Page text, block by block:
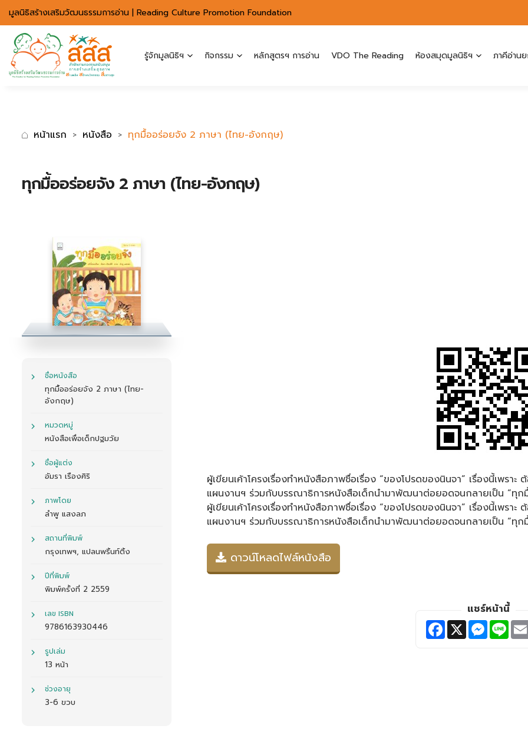
มาตรฐานการเข้าถึงเว็บ WCAG 2.2 AA
มูลนิธิสร้างเสริมวัฒนธรรมการอ่าน | Reading Culture Promotion Foundation
รู้จักมูลนิธิฯ กิจกรรม หลักสูตรฯ การอ่าน VDO The Reading ห้องสมุดมูลนิธิฯ ภาคีอ่าน
หน้าแรก หนังสือ ทุกมื้ออร่อยจัง 2 ภาษา (ไทย-อังกฤษ)
ทุกมื้ออร่อยจัง 2 ภาษา (ไทย-อังกฤษ)
ชื่อหนังสือ
ทุกมื้ออร่อยจัง 2 ภาษา (ไทย-
อังกฤษ)
หมวดหมู่
หนังสือเพื่อเด็กปฐมวัย
ชื่อผู้แต่ง
อัมรา เรืองศิริ
ภาพโดย
ลำพู แสงลภ
สถานที่พิมพ์
กรุงเทพฯ, แปลนพริ้นท์ติ้ง
ปีที่พิมพ์
พิมพ์ครั้งที่ 2 2559
เลข ISBN
9786163930446
รูปเล่ม
13 หน้า
ช่วงอายุ
3-6 ขวบ
ผู้เขียนเค้าโครงเรื่องทำหนังสือภาพชื่อเรื่อง “ของโปรดของนินจา” เรื่องนี้เพรา
แผนงานฯ ร่วมกับบรรณาธิการหนังสือเด็กนำมาพัฒนาต่อยอดจนกลายเป็น “ทุก
ผู้เขียนเค้าโครงเรื่องทำหนังสือภาพชื่อเรื่อง “ของโปรดของนินจา” เรื่องนี้เพรา
แผนงานฯ ร่วมกับบรรณาธิการหนังสือเด็กนำมาพัฒนาต่อยอดจนกลายเป็น “ทุก
ดาวน์โหลดไฟล์หนังสือ
แชร์หน้านี้
F
a
c
X M
e
s
L
n